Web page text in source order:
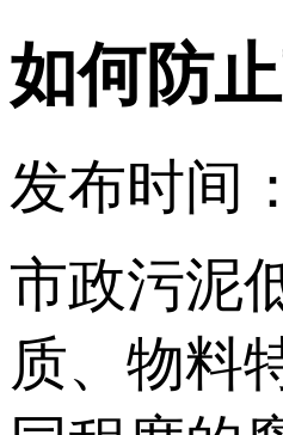
如何防
发布时间
市政污泥
质、物料